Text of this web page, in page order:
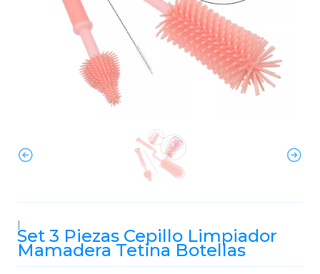
|
Set 3 Piezas Cepillo Limpiador
Mamadera Tetina Botellas